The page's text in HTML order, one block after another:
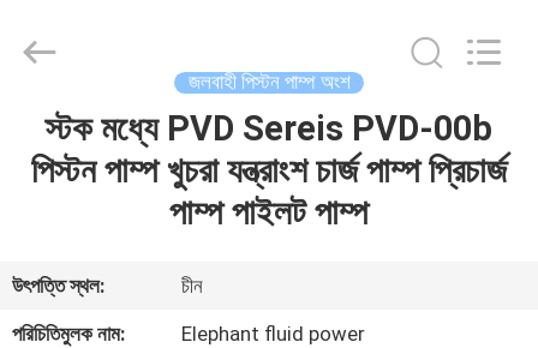
বাড়ি
আমাদের
সম্পর্কে
Power
Co.,Ltd.
জলবাহী পিস্টন পাম্প অংশ
স্টক মধ্যে PVD Sereis PVD-00b
পিস্টন পাম্প খুচরা যন্ত্রাংশ চার্জ পাম্প প্রিচার্জ
পাম্প পাইলট পাম্প
উৎপত্তি স্থল:
চীন
পরিচিতিমুলক নাম:
Elephant fluid power